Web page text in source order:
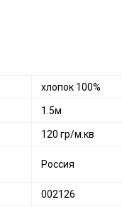
хлопок 100%
1.5м
120 гр/м.кв
Россия
002126